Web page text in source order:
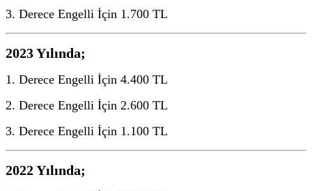
3. Derece Engelli İçin 1.700 TL
2023 Yılında;
1. Derece Engelli İçin 4.400 TL
2. Derece Engelli İçin 2.600 TL
3. Derece Engelli İçin 1.100 TL
2022 Yılında;